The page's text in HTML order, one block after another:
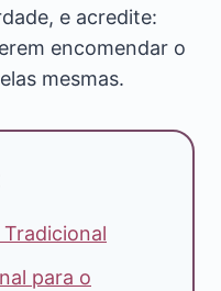
e acredite:
encomendar o
mesmas.
para o